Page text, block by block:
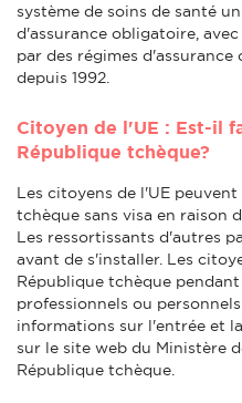
système de soins de santé
d'assurance obligatoire,
par des régimes
depuis 1992.
Citoyen de l'UE : Est-il
République tchèque?
Les citoyens de l'UE
tchèque sans visa en raison
Les ressortissants d'autres
avant de s'installer. Les
République tchèque
professionnels ou
informations sur l'entrée et
sur le site web du Ministère
République tchèque.